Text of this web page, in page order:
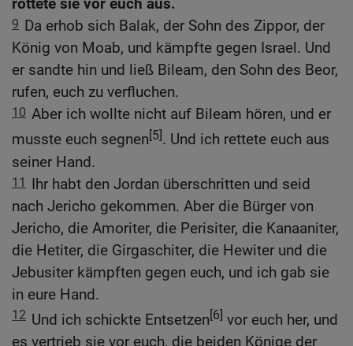
rottete sie vor euch aus.
9 Da erhob sich Balak, der Sohn des Zippor, der
König von Moab, und kämpfte gegen Israel. Und
er sandte hin und ließ Bileam, den Sohn des Beor,
rufen, euch zu verfluchen.
10 Aber ich wollte nicht auf Bileam hören, und er
musste euch segnen[5]. Und ich rettete euch aus
seiner Hand.
11 Ihr habt den Jordan überschritten und seid
nach Jericho gekommen. Aber die Bürger von
Jericho, die Amoriter, die Perisiter, die Kanaaniter,
die Hetiter, die Girgaschiter, die Hewiter und die
Jebusiter kämpften gegen euch, und ich gab sie
in eure Hand.
12 Und ich schickte Entsetzen[6] vor euch her, und
es vertrieb sie vor euch, die beiden Könige der